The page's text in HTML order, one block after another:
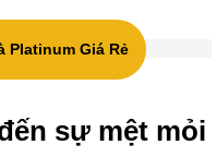
Platinum Giá Rẻ
sự mệt mỏi